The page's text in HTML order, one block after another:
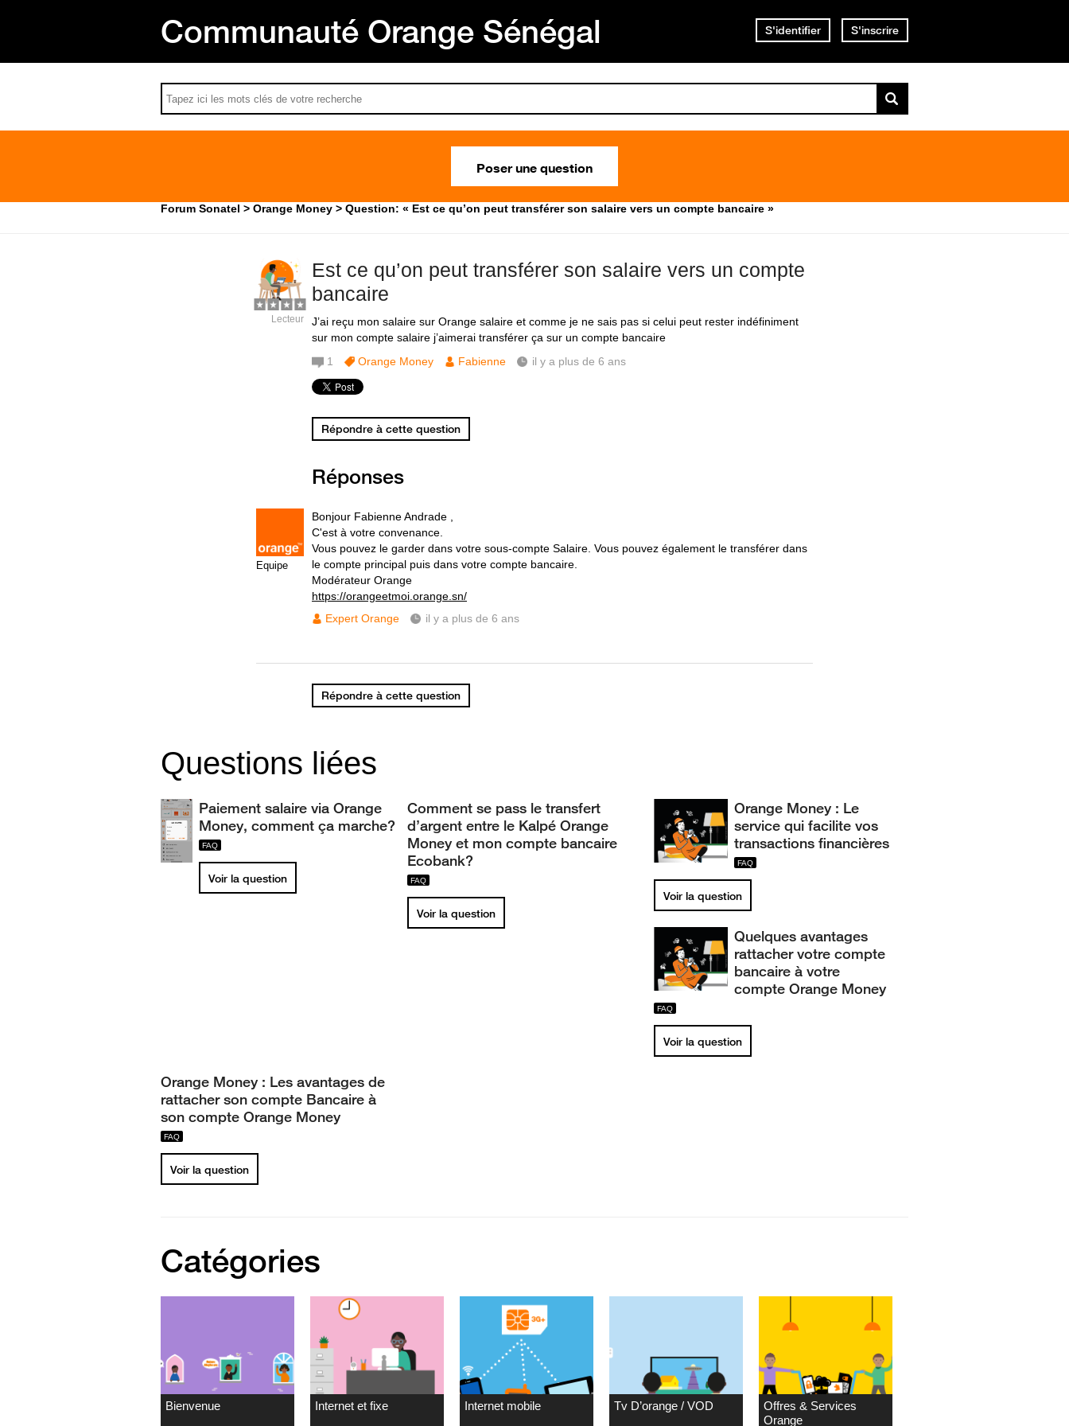
Communauté Orange Sénégal S'identifier S'inscrire
Poser une question
Forum Sonatel Orange Money Question: « Est ce qu’on peut transférer son salaire vers un compte bancaire »
Est ce qu’on peut transférer son salaire vers un compte
bancaire
J’ai reçu mon salaire sur Orange salaire et comme je ne sais pas si celui peut rester indéfiniment
sur mon compte salaire j’aimerai transférer ça sur un compte bancaire
Lecteur
1 Orange Money Fabienne il y a plus de 6 ans
Répondre à cette question
Réponses
Equipe
Bonjour Fabienne Andrade ,
C'est à votre convenance.
Vous pouvez le garder dans votre sous-compte Salaire. Vous pouvez également le transférer dans
le compte principal puis dans votre compte bancaire.
Modérateur Orange
https://orangeetmoi.orange.sn/
Expert Orange
il y a plus de 6 ans
Répondre à cette question
Questions liées
Paiement salaire via Orange
Money, comment ça marche?
Voir la question
Comment se pass le transfert
d’argent entre le Kalpé Orange
Money et mon compte bancaire
Ecobank?
Voir la question
Orange Money : Le
service qui facilite vos
transactions financières
Voir la question
Quelques avantages
rattacher votre compte
bancaire à votre
compte Orange Money
Voir la question
Orange Money : Les avantages de
rattacher son compte Bancaire à
son compte Orange Money
Voir la question
Catégories
Bienvenue Internet et fixe Internet mobile Tv D’orange / VOD
Offres & Services
Orange